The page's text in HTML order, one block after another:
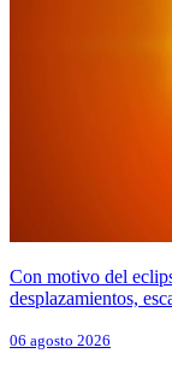
Con motivo del
desplazamientos,
06 agosto 2026